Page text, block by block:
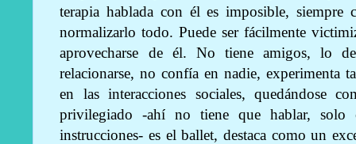
terapia hablada con él es imposible, siempre
normalizarlo todo. Puede ser fácilmente
aprovecharse de él. No tiene amigos, lo
relacionarse, no confía en nadie, experimenta
en las interacciones sociales, quedándose
privilegiado -ahí no tiene que hablar, solo
instrucciones- es el ballet, destaca como un